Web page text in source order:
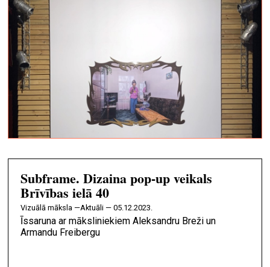
Subframe. Dizaina pop-up veikals
Brīvības ielā 40
vizuālā māksla —Aktuāli — 05.12.2023.
Īssaruna ar māksliniekiem Aleksandru Breži un
Armandu Freibergu